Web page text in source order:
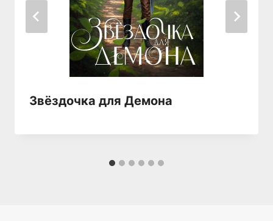
Звёздочка для Демона